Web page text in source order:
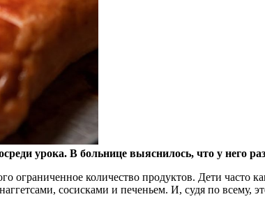
урока. В больнице выяснилось, что у него
ограниченное количество продуктов. Дети часто
сосисками и печеньем. И, судя по всему,